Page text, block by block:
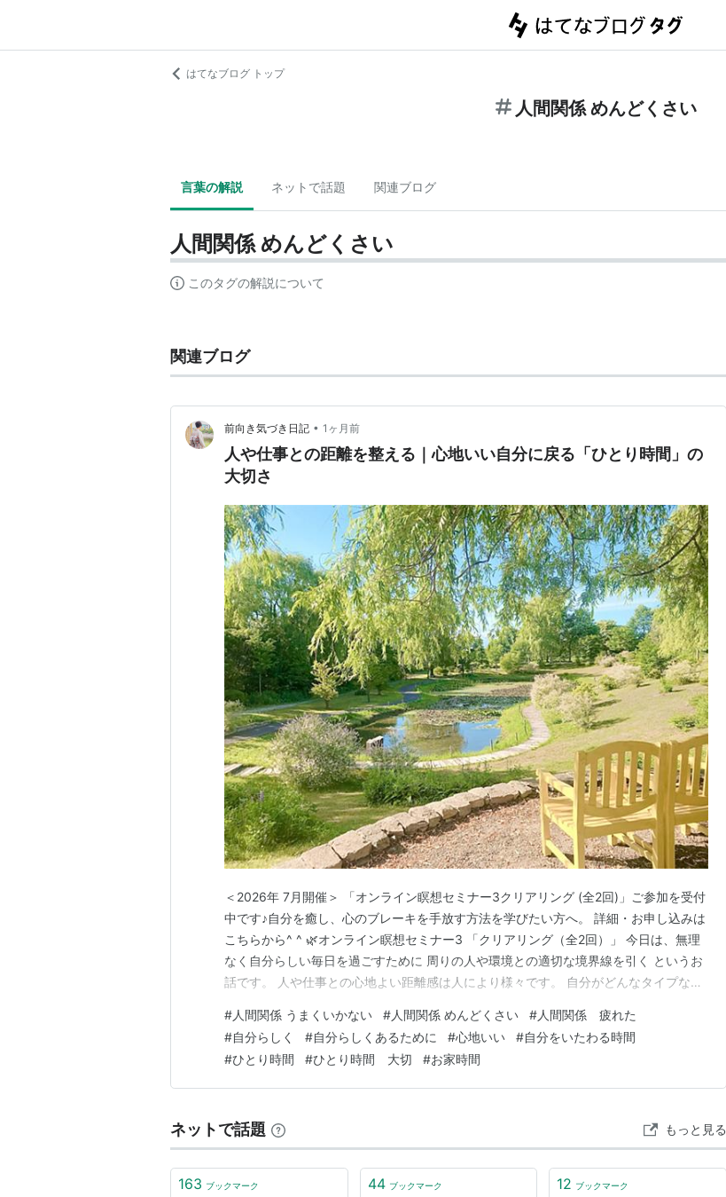
はてなブログ トップ
人間関係 めんどくさい
言葉の解説 ネットで話題 関連ブログ
人間関係 めんどくさい
このタグの解説について
関連ブログ
前向き気づき日記 • 1ヶ月前
人や仕事との距離を整える｜心地いい自分に戻る「ひとり時間」の
大切さ
＜2026年 7月開催＞ 「オンライン瞑想セミナー3クリアリング (全2回)」ご参加を受付
中です♪自分を癒し、心のブレーキを手放す方法を学びたい方へ。 詳細・お申し込みは
こちらから^ ^ 🌿オンライン瞑想セミナー3 「クリアリング（全2回）」 今日は、無理
なく自分らしい毎日を過ごすために 周りの人や環境との適切な境界線を引く というお
話です。 人や仕事との心地よい距離感は人により様々です。 自分がどんなタイプなの
生を生きることができます。 ぜひ参考にしてみてくださいね(^^) お家ひとり時間 お休
みは先に確保する …
#人間関係 うまくいかない #人間関係 めんどくさい #人間関係 疲れた
#自分らしく #自分らしくあるために #心地いい #自分をいたわる時間
#ひとり時間 #ひとり時間 大切 #お家時間
ネットで話題 もっと見る
163 ブックマーク 44 ブックマーク 12 ブックマーク